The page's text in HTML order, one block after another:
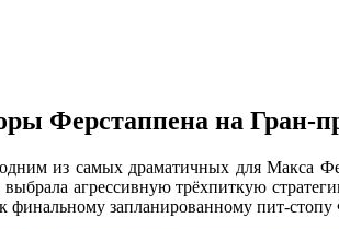
Ферстаппена на Гран-
из самых драматичных для Макса
агрессивную трёхпиткую
запланированному пит-